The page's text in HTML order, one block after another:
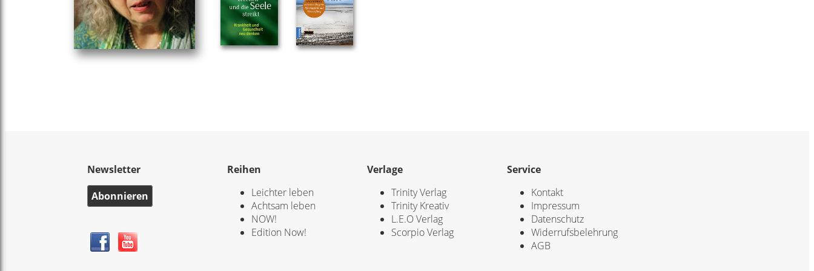
Newsletter
Abonnieren
Reihen
Leichter leben
Achtsam leben
NOW!
Edition Now!
Verlage
Trinity Verlag
Trinity Kreativ
L.E.O Verlag
Scorpio Verlag
Service
Kontakt
Impressum
Datenschutz
Widerrufsbelehrung
AGB